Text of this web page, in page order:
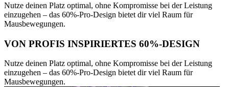
Nutze deinen Platz optimal, ohne Kompromisse bei der Leistung
einzugehen – das 60%-Pro-Design bietet dir viel Raum für
Mausbewegungen.
VON PROFIS INSPIRIERTES 60%-DESIGN
Nutze deinen Platz optimal, ohne Kompromisse bei der Leistung
einzugehen – das 60%-Pro-Design bietet dir viel Raum für
Mausbewegungen.